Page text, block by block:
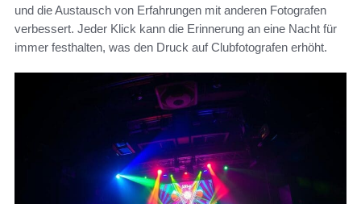
und die Austausch von Erfahrungen mit anderen Fotografen
verbessert. Jeder Klick kann die Erinnerung an eine Nacht für
immer festhalten, was den Druck auf Clubfotografen erhöht.